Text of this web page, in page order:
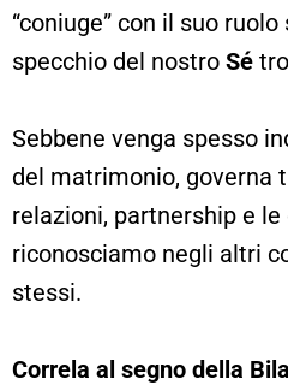
“coniuge” con il suo
specchio del nostro Sé
Sebbene venga spesso
del matrimonio, governa
relazioni, partnership e le
riconosciamo negli altri
stessi.
Correla al segno della